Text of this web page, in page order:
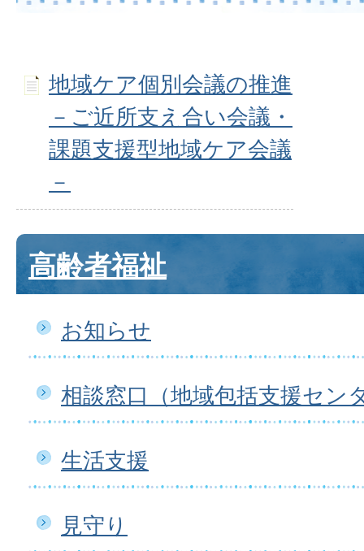
地域ケア個別会議の推進
－ご近所支え合い会議・
課題支援型地域ケア会議
－
高齢者福祉
お知らせ
相談窓口（地域包括支援セン
生活支援
見守り